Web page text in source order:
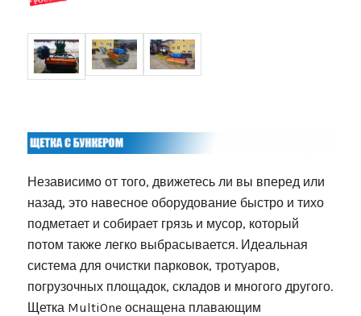
Независимо от того, движетесь ли вы вперед или
назад, это навесное оборудование быстро и тихо
подметает и собирает грязь и мусор, который
потом также легко выбрасывается. Идеальная
система для очистки парковок, тротуаров,
погрузочных площадок, складов и многого другого.
Щетка MultiOne оснащена плавающим